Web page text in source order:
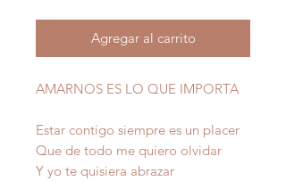
Agregar al carrito
AMARNOS ES LO QUE IMPORTA
Estar contigo siempre es un placer
Que de todo me quiero olvidar
Y yo te quisiera abrazar